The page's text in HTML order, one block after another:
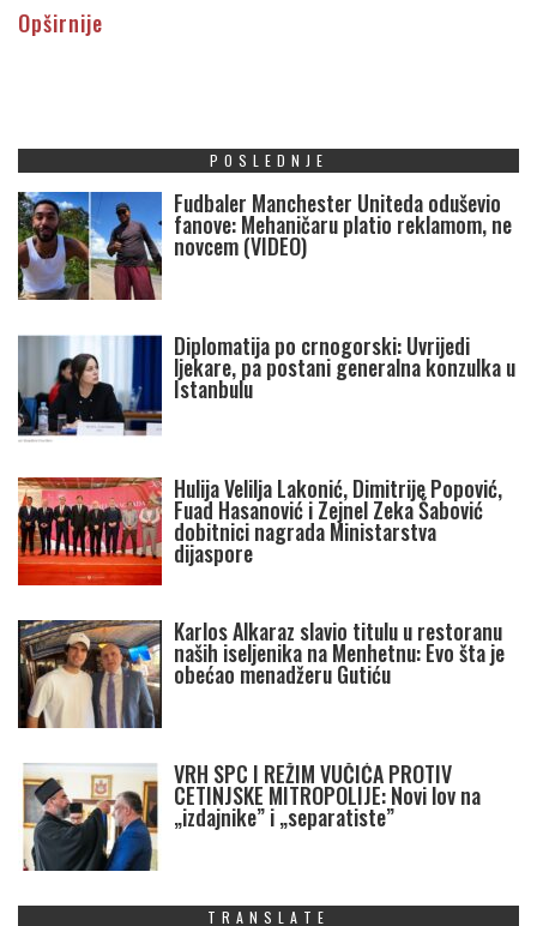
Opširnije
POSLEDNJE
Fudbaler Manchester Uniteda oduševio
fanove: Mehaničaru platio reklamom, ne
novcem (VIDEO)
Diplomatija po crnogorski: Uvrijedi
ljekare, pa postani generalna konzulka u
Istanbulu
Hulija Velilja Lakonić, Dimitrije Popović,
Fuad Hasanović i Zejnel Zeka Šabović
dobitnici nagrada Ministarstva
dijaspore
Karlos Alkaraz slavio titulu u restoranu
naših iseljenika na Menhetnu: Evo šta je
obećao menadžeru Gutiću
VRH SPC I REŽIM VUČIĆA PROTIV
CETINJSKE MITROPOLIJE: Novi lov na
„izdajnike” i „separatiste”
TRANSLATE